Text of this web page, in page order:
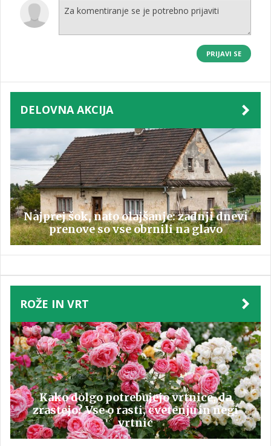
PRIJAVI SE
DELOVNA AKCIJA
Najprej šok, nato olajšanje: zadnji dnevi
prenove so vse obrnili na glavo
ROŽE IN VRT
Kako dolgo potrebujejo vrtnice, da
zrastejo? Vse o rasti, cvetenju in negi
vrtnic